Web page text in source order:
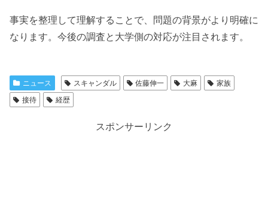
事実を整理して理解することで、問題の背景がより明確に
なります。今後の調査と大学側の対応が注目されます。
ニュース スキャンダル 佐藤伸一 大麻
家族
接待
経歴
スポンサーリンク